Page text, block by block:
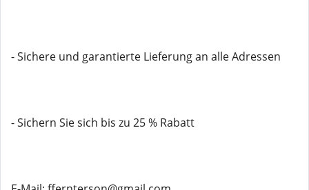
- Sichere und garantierte Lieferung an alle Adressen
- Sichern Sie sich bis zu 25 % Rabatt